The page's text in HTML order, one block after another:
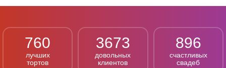
760
лучших
тортов
3673
довольных
клиентов
896
счастливых
свадеб